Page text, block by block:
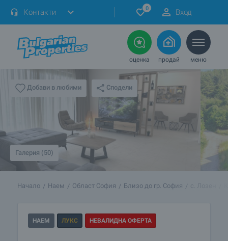
Контакти 0 Вход
оценка продай меню
Добави в любими Сподели
Галерия (50)
Начало Наем Област София Близо до гр. София с. Лозен
НАЕМ ЛУКС НЕВАЛИДНА ОФЕРТА